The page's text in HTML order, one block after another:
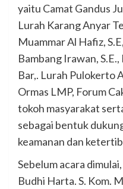
yaitu Camat Gandus
Lurah Karang Anyar
Muammar Al Hafiz,
Bambang Irawan,
Bar,. Lurah Pulokerto
Ormas LMP, Forum
tokoh masyarakat
sebagai bentuk
keamanan dan
Sebelum acara
Budhi Harta. S. Kom.